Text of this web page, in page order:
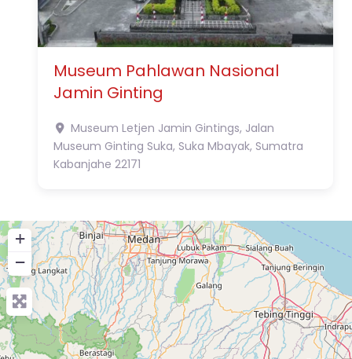
Museum Pahlawan Nasional
Jamin Ginting
Museum Letjen Jamin Gintings, Jalan
Museum Ginting Suka, Suka Mbayak, Sumatra
Kabanjahe 22171
+
−